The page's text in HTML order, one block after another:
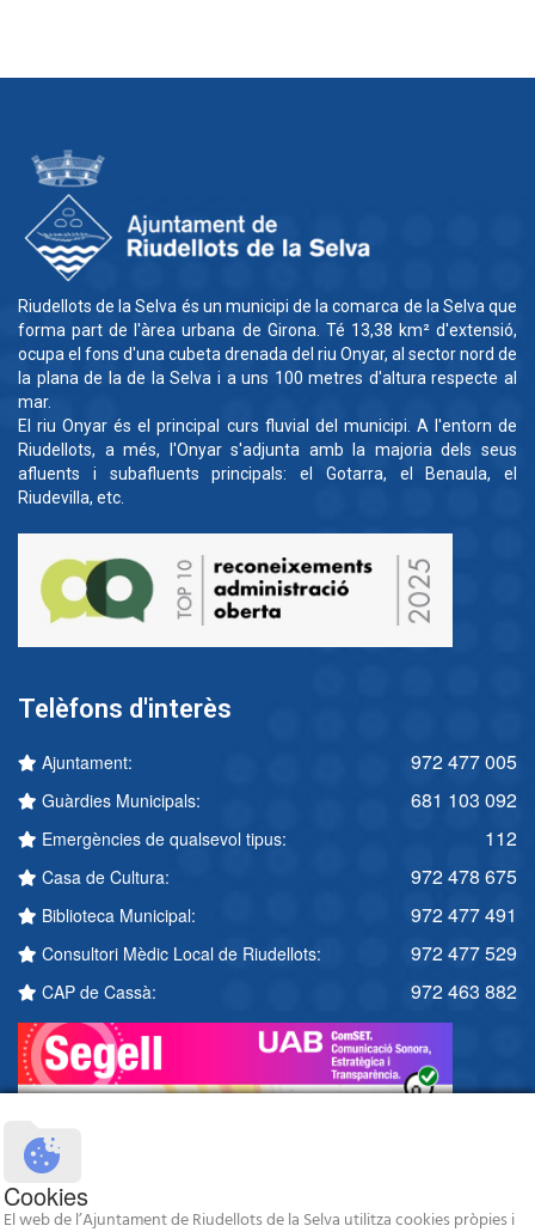
Riudellots de la Selva és un municipi de la comarca de la Selva que
forma part de l'àrea urbana de Girona. Té 13,38 km² d'extensió,
ocupa el fons d'una cubeta drenada del riu Onyar, al sector nord de
la plana de la de la Selva i a uns 100 metres d'altura respecte al
mar.
El riu Onyar és el principal curs fluvial del municipi. A l'entorn de
Riudellots, a més, l'Onyar s'adjunta amb la majoria dels seus
afluents i subafluents principals: el Gotarra, el Benaula, el
Riudevilla, etc.
Telèfons d'interès
Ajuntament: 972 477 005
Guàrdies Municipals: 681 103 092
Emergències de qualsevol tipus: 112
Casa de Cultura: 972 478 675
Biblioteca Municipal: 972 477 491
Consultori Mèdic Local de Riudellots: 972 477 529
CAP de Cassà: 972 463 882
Cookies
El web de l’Ajuntament de Riudellots de la Selva utilitza cookies pròpies i